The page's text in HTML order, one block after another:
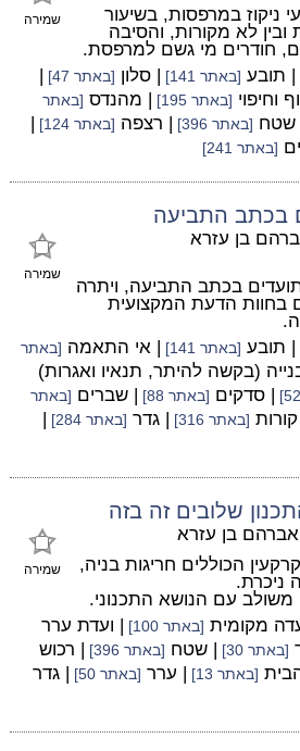
שמירה
שיפועי ניקוז במרפסות, בשיעור
ובין לא מקורות, והסיבה
חודרים מי גשם למרפסת.
| תובע [באתר 141] | סלון [באתר 47]
|
וחיפוי [באתר 195] | מהנדס [באתר
שטח [באתר 396] | רצפה [באתר 124]
|
[באתר 241]
בכתב התביעה
שמירה
בן עזרא
בכתב התביעה, ויתרה
בחוות הדעת המקצועית
| תובע [באתר 141] | אי התאמה [באתר
(בקשה להיתר, תנאיו ואגרות)
| סדקים [באתר 88] | שברים [באתר
[באתר 316] | גדר [באתר 284]
|
שלובים זה בזה
שמירה
בן עזרא
הכוללים חריגות בניה,
ניכרת.
משולב עם הנושא התכנוני.
מקומית [באתר 100] | ועדת ערר
[באתר 30] | שטח [באתר 396]
| רכוש
[באתר 13] | ערר [באתר 50] | גדר